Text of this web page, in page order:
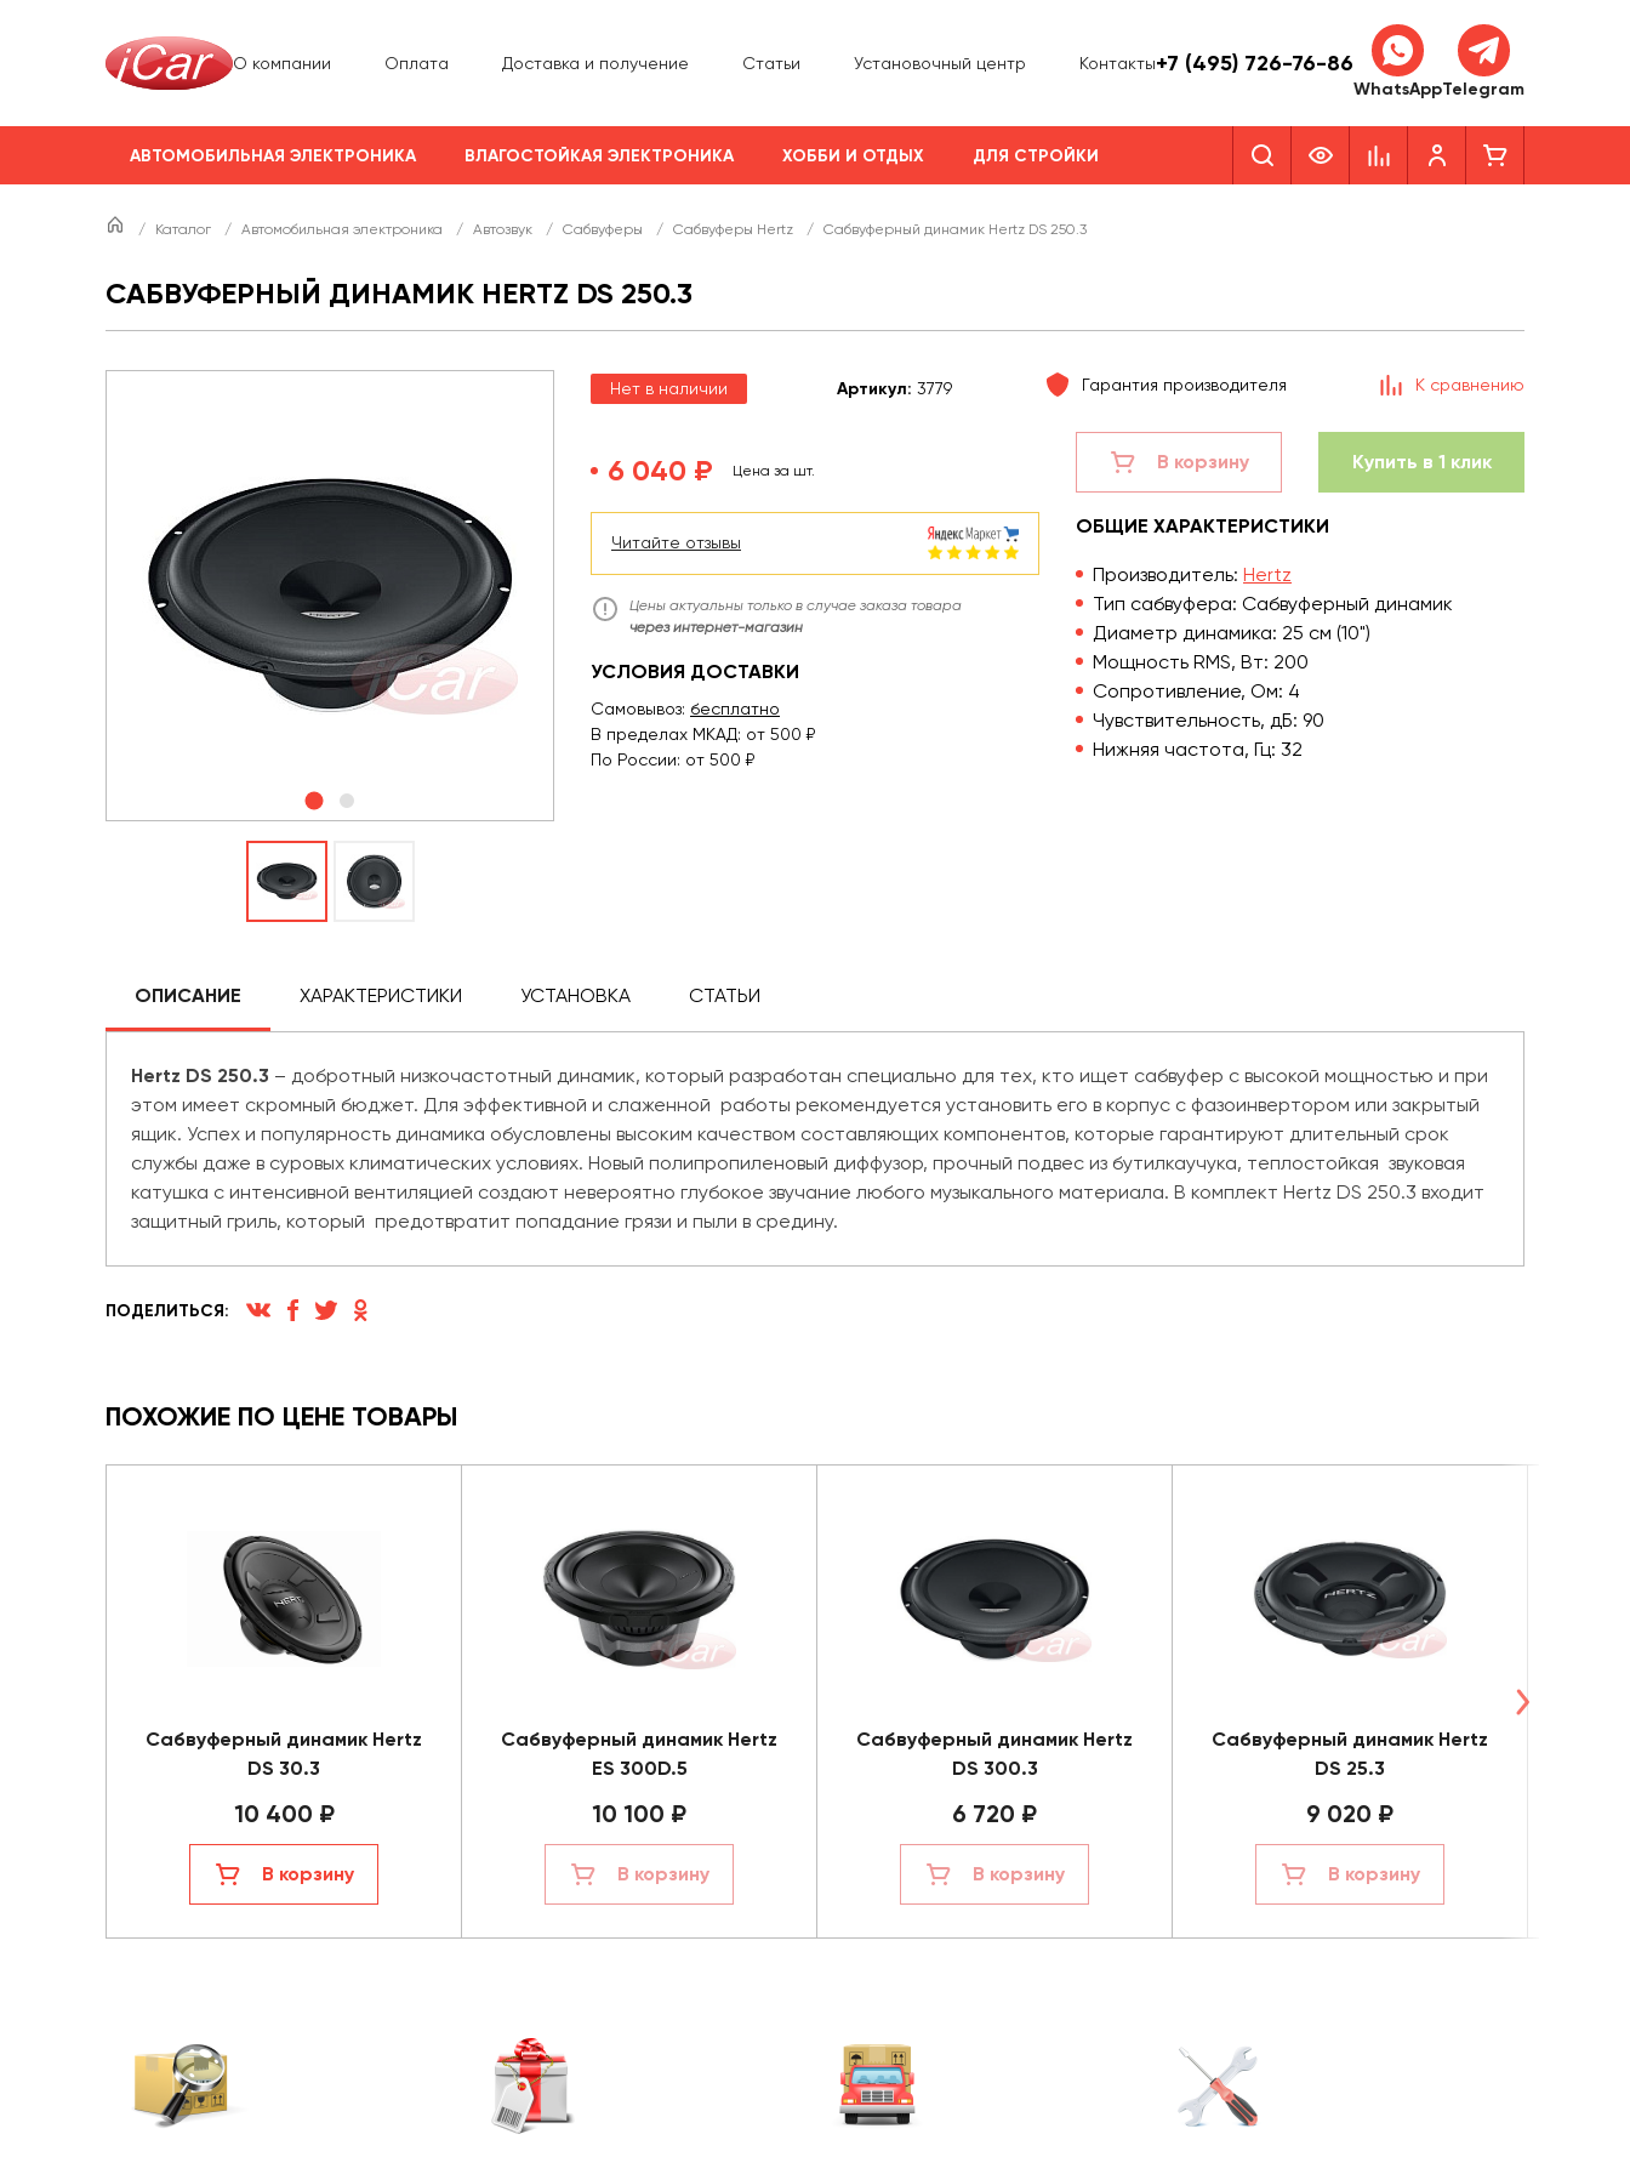
О компании Оплата Доставка и получение Статьи Установочный центр Контакты+7 (495) 726-76-86
WhatsAppTelegram
АВТОМОБИЛЬНАЯ ЭЛЕКТРОНИКА ВЛАГОСТОЙКАЯ ЭЛЕКТРОНИКА ХОББИ И ОТДЫХ ДЛЯ СТРОЙКИ
/ Каталог / Автомобильная электроника / Автозвук / Сабвуферы / Сабвуферы Hertz / Сабвуферный динамик Hertz DS 250.3
САБВУФЕРНЫЙ ДИНАМИК HERTZ DS 250.3
Нет в наличии Артикул: 3779 Гарантия производителя К сравнению
6 040 ₽ Цена за шт.
Читайте отзывы
Цены актуальны только в случае заказа товара
через интернет-магазин
УСЛОВИЯ ДОСТАВКИ
Самовывоз: бесплатно
В пределах МКАД: от 500 ₽
По России: от 500 ₽
В корзину Купить в 1 клик
ОБЩИЕ ХАРАКТЕРИСТИКИ
Производитель: Hertz
Тип сабвуфера: Сабвуферный динамик
Диаметр динамика: 25 см (10")
Мощность RMS, Вт: 200
Сопротивление, Ом: 4
Чувствительность, дБ: 90
Нижняя частота, Гц: 32
ОПИСАНИЕ ХАРАКТЕРИСТИКИ УСТАНОВКА СТАТЬИ
Hertz DS 250.3 – добротный низкочастотный динамик, который разработан специально для тех, кто ищет сабвуфер с высокой мощностью и при
этом имеет скромный бюджет. Для эффективной и слаженной работы рекомендуется установить его в корпус с фазоинвертором или закрытый
ящик. Успех и популярность динамика обусловлены высоким качеством составляющих компонентов, которые гарантируют длительный срок
службы даже в суровых климатических условиях. Новый полипропиленовый диффузор, прочный подвес из бутилкаучука, теплостойкая звуковая
катушка с интенсивной вентиляцией создают невероятно глубокое звучание любого музыкального материала. В комплект Hertz DS 250.3 входит
защитный гриль, который предотвратит попадание грязи и пыли в средину.
ПОДЕЛИТЬСЯ:
ПОХОЖИЕ ПО ЦЕНЕ ТОВАРЫ
Сабвуферный динамик Hertz
DS 30.3
10 400 ₽
В корзину
Сабвуферный динамик Hertz
ES 300D.5
10 100 ₽
В корзину
Сабвуферный динамик Hertz
DS 300.3
6 720 ₽
В корзину
Сабвуферный динамик Hertz
DS 25.3
9 020 ₽
В корзину